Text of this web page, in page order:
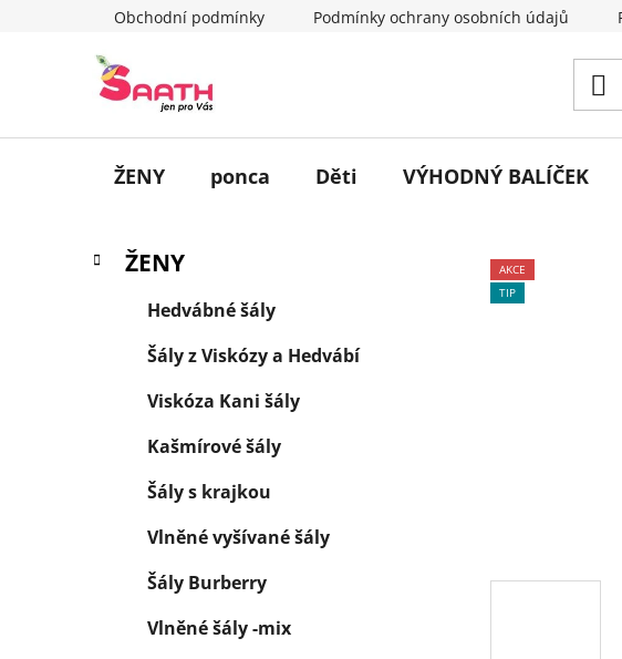
Obchodní podmínky Podmínky ochrany osobních údajů
ŽENY ponca Děti VÝHODNÝ BALÍČEK
P
o
Přeskočit
kategorie
K
a
ŽENY
Hedvábné šály
Šály z Viskózy a Hedvábí
Viskóza Kani šály
Kašmírové šály
Šály s krajkou
Vlněné vyšívané šály
Šály Burberry
Vlněné šály -mix
AKCE
TIP